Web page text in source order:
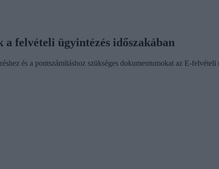
felvételi ügyintézés időszakában
és a pontszámításhoz szükséges dokumentumokat az E-